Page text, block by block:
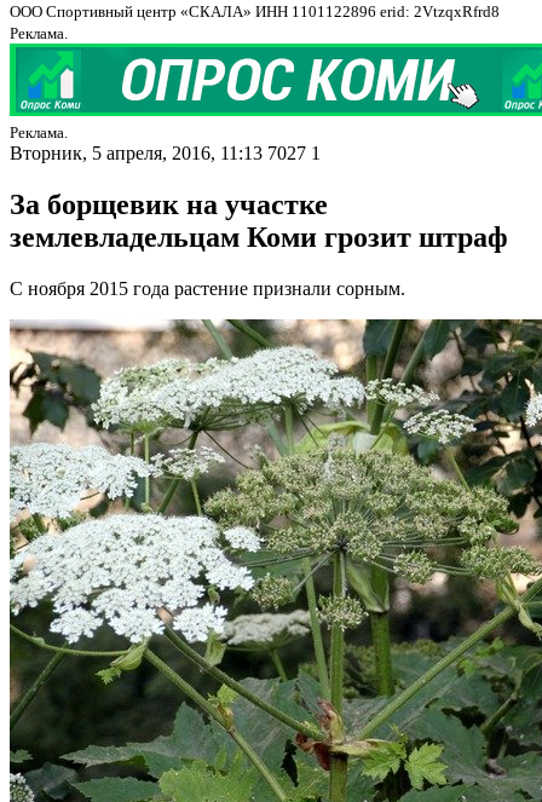
ООО Спортивный центр «СКАЛА» ИНН 1101122896 erid: 2VtzqxRfrd8
Реклама.
Реклама.
Вторник, 5 апреля, 2016, 11:13 7027 1
За борщевик на участке
землевладельцам Коми грозит штраф
С ноября 2015 года растение признали сорным.